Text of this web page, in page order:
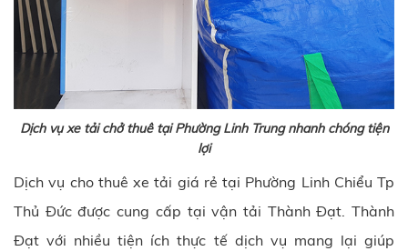
Dịch vụ xe tải chở thuê tại Phường Linh Trung nhanh chóng tiện
lợi
Dịch vụ cho thuê xe tải giá rẻ tại Phường Linh Chiểu Tp
Thủ Đức được cung cấp tại vận tải Thành Đạt. Thành
Đạt với nhiều tiện ích thực tế dịch vụ mang lại giúp